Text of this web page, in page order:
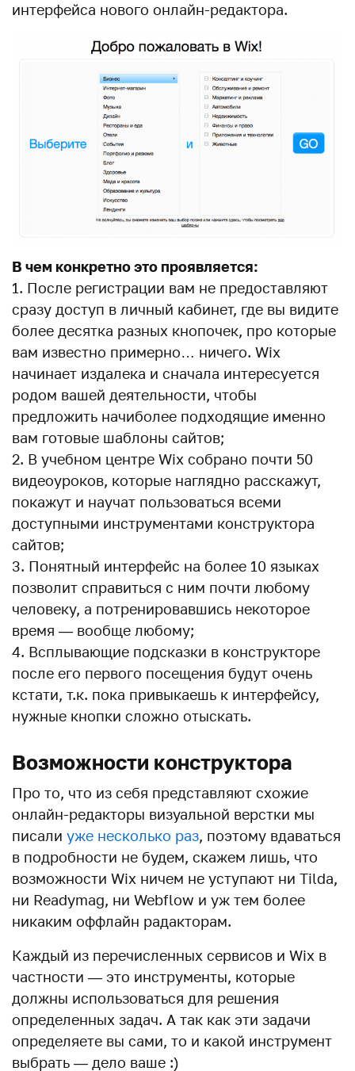
интерфейса нового онлайн-редактора.
В чем конкретно это проявляется:
1. После регистрации вам не предоставляют
сразу доступ в личный кабинет, где вы видите
более десятка разных кнопочек, про которые
вам известно примерно… ничего. Wix
начинает издалека и сначала интересуется
родом вашей деятельности, чтобы
предложить начиболее подходящие именно
вам готовые шаблоны сайтов;
2. В учебном центре Wix собрано почти 50
видеоуроков, которые наглядно расскажут,
покажут и научат пользоваться всеми
доступными инструментами конструктора
сайтов;
3. Понятный интерфейс на более 10 языках
позволит справиться с ним почти любому
человеку, а потренировавшись некоторое
время — вообще любому;
4. Всплывающие подсказки в конструкторе
после его первого посещения будут очень
кстати, т.к. пока привыкаешь к интерфейсу,
нужные кнопки сложно отыскать.
Возможности конструктора
Про то, что из себя представляют схожие
онлайн-редакторы визуальной верстки мы
писали уже несколько раз, поэтому вдаваться
в подробности не будем, скажем лишь, что
возможности Wix ничем не уступают ни Tilda,
ни Readymag, ни Webflow и уж тем более
никаким оффлайн радакторам.
Каждый из перечисленных сервисов и Wix в
частности — это инструменты, которые
должны использоваться для решения
определенных задач. А так как эти задачи
определяете вы сами, то и какой инструмент
выбрать — дело ваше :)